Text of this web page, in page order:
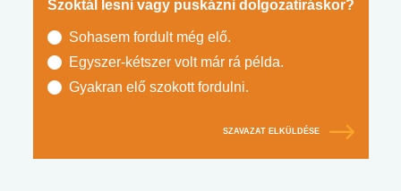
Szoktál lesni vagy puskázni dolgozatíráskor?
Sohasem fordult még elő.
Egyszer-kétszer volt már rá példa.
Gyakran elő szokott fordulni.
SZAVAZAT ELKÜLDÉSE